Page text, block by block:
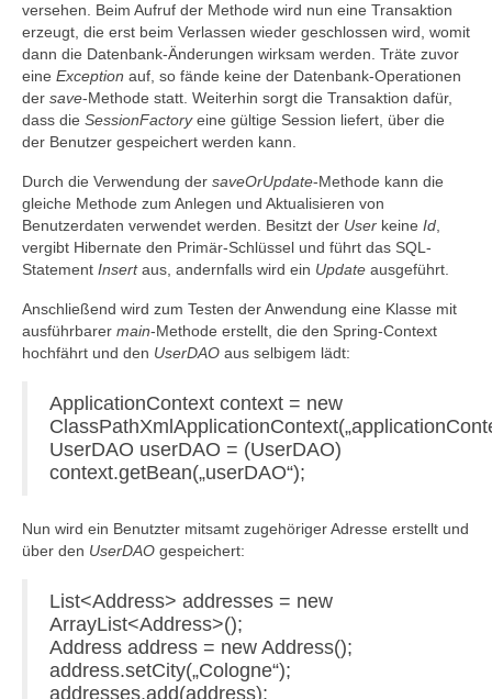
versehen. Beim Aufruf der Methode wird nun eine Transaktion
erzeugt, die erst beim Verlassen wieder geschlossen wird, womit
dann die Datenbank-Änderungen wirksam werden. Träte zuvor
eine Exception auf, so fände keine der Datenbank-Operationen
der save-Methode statt. Weiterhin sorgt die Transaktion dafür,
dass die SessionFactoryeine gültige Session liefert, über die
der Benutzer gespeichert werden kann.
Durch die Verwendung der saveOrUpdate-Methode kann die
gleiche Methode zum Anlegen und Aktualisieren von
Benutzerdaten verwendet werden. Besitzt der User keine Id
vergibt Hibernate den Primär-Schlüssel und führt das SQL-
Statement Insertaus, andernfalls wird ein Update ausgeführt.
Anschließend wird zum Testen der Anwendung eine Klasse mit
ausführbarer main-Methode erstellt, die den Spring-Context
hochfährt und den UserDAO aus selbigem lädt:
ApplicationContext context = new
UserDAO userDAO = (UserDAO)
context.getBean(„userDAO“);
Nun wird ein Benutzter mitsamt zugehöriger Adresse erstellt und
über den UserDAO gespeichert:
List<Address> addresses = new
ArrayList<Address>();
Address address = new Address();
address.setCity(„Cologne“);
addresses.add(address);